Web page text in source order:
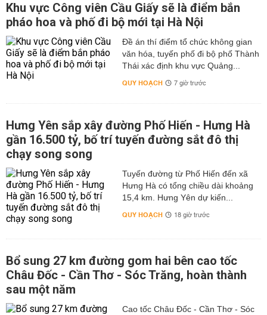
Khu vực Công viên Cầu Giấy sẽ là điểm bắn
pháo hoa và phố đi bộ mới tại Hà Nội
Đề án thí điểm tổ chức không gian
văn hóa, tuyến phố đi bộ phố Thành
Thái xác định khu vực Quảng...
QUY HOẠCH 7 giờ trước
Hưng Yên sắp xây đường Phố Hiến - Hưng Hà
gần 16.500 tỷ, bố trí tuyến đường sắt đô thị
chạy song song
Tuyến đường từ Phố Hiến đến xã
Hưng Hà có tổng chiều dài khoảng
15,4 km. Hưng Yên dự kiến...
QUY HOẠCH 18 giờ trước
Bổ sung 27 km đường gom hai bên cao tốc
Châu Đốc - Cần Thơ - Sóc Trăng, hoàn thành
sau một năm
Cao tốc Châu Đốc - Cần Thơ - Sóc